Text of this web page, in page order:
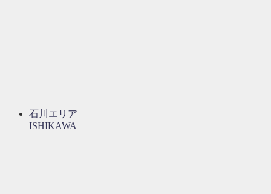
石川エリア
ISHIKAWA